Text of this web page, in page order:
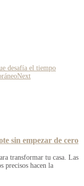
desafía el tiempo
Next
sin empezar de cero
transformar tu casa. Las
precisos hacen la